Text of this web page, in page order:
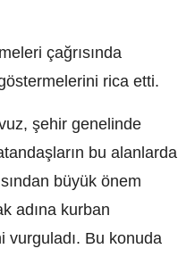
çağrısında
rica etti.
şehir genelinde
bu alanlarda
büyük önem
adına kurban
vurguladı. Bu konuda